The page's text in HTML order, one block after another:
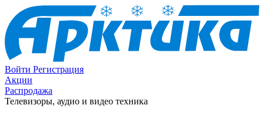
Войти Регистрация
Акции
Распродажа
Телевизоры, аудио и видео техника